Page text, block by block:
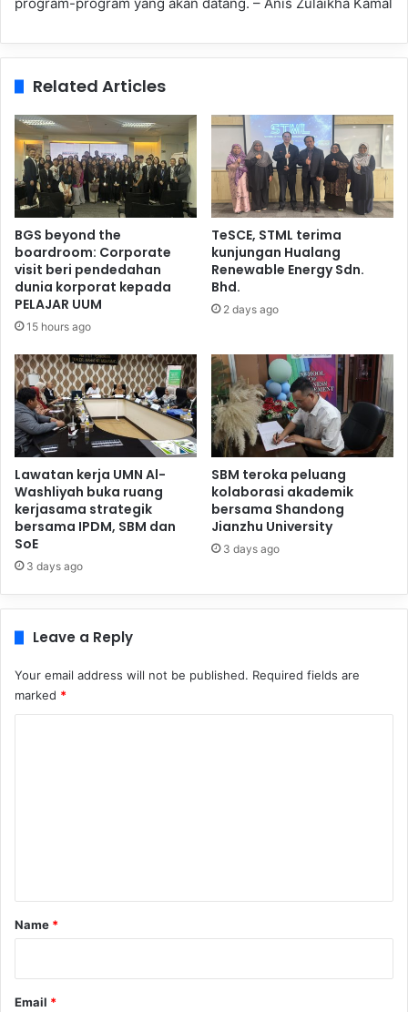
program-program yang akan datang. – Anis Zulaikha Kamal
Related Articles
BGS beyond the
boardroom: Corporate
visit beri pendedahan
dunia korporat kepada
PELAJAR UUM
15 hours ago
TeSCE, STML terima
kunjungan Hualang
Renewable Energy Sdn.
Bhd.
2 days ago
Lawatan kerja UMN Al-
Washliyah buka ruang
kerjasama strategik
bersama IPDM, SBM dan
SoE
3 days ago
SBM teroka peluang
kolaborasi akademik
bersama Shandong
Jianzhu University
3 days ago
Leave a Reply
Your email address will not be published. Required fields are
marked *
*
Name *
Email *